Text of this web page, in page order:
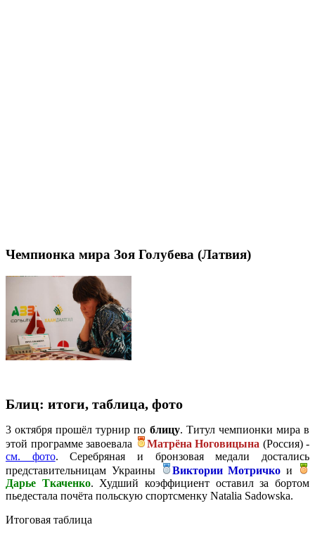
Чемпионка мира Зоя Голубева (Латвия)
Блиц: итоги, таблица, фото
3 октября прошёл турнир по блицу. Титул чемпионки мира в
этой программе завоевала
Матрёна Ноговицына (Россия) -
см. фото. Серебряная и бронзовая медали достались
представительницам Украины
Виктории Мотричко и
Дарье Ткаченко. Худший коэффициент оставил за бортом
пьедестала почёта польскую спортсменку Natalia Sadowska.
Итоговая таблица